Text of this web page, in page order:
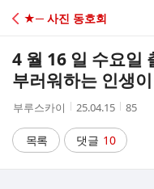
C
A
★─ 사진 동호회
4 월 16 일 수요일
부러워하는 인생
작
자
부루스카이
작
시
간
25.04.15
조
수
85
목록 댓글 10